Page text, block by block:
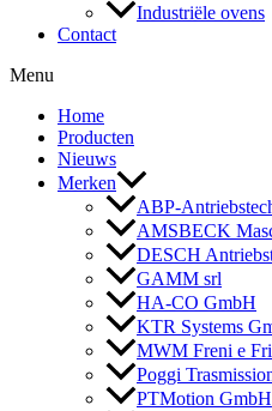
Industriële ovens
Contact
Menu
Home
Producten
Nieuws
Merken
ABP-
AMSBECK
DESCH
GAMM srl
HA-CO GmbH
KTR Systems
MWM Freni e
Poggi
PTMotion GmbH